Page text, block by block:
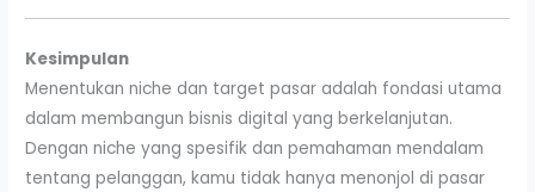
Kesimpulan
Menentukan niche dan target pasar adalah fondasi utama
dalam membangun bisnis digital yang berkelanjutan.
Dengan niche yang spesifik dan pemahaman mendalam
tentang pelanggan, kamu tidak hanya menonjol di pasar